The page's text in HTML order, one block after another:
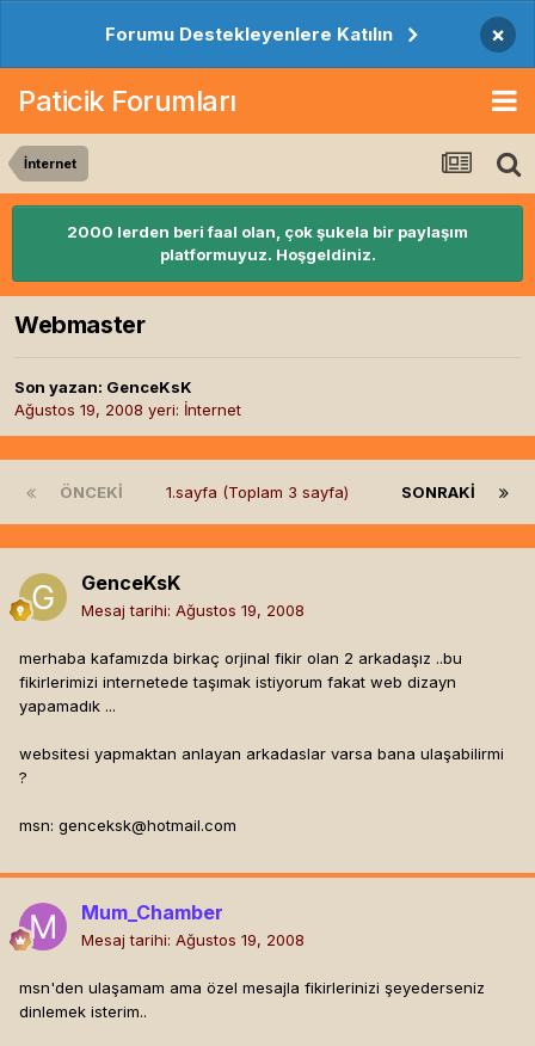
Forumu Destekleyenlere Katılın ×
Paticik Forumları
İnternet
2000 lerden beri faal olan, çok şukela bir paylaşım
platformuyuz. Hoşgeldiniz.
Webmaster
Son yazan: GenceKsK
Ağustos 19, 2008 yeri: İnternet
ÖNCEKI SONRAKI
1.sayfa (Toplam 3 sayfa)
GenceKsK
Mesaj tarihi: Ağustos 19, 2008
merhaba kafamızda birkaç orjinal fikir olan 2 arkadaşız ..bu
fikirlerimizi internetede taşımak istiyorum fakat web dizayn
yapamadık ...
websitesi yapmaktan anlayan arkadaslar varsa bana ulaşabilirmi
?
msn: genceksk@hotmail.com
Mum_Chamber
Mesaj tarihi: Ağustos 19, 2008
msn'den ulaşamam ama özel mesajla fikirlerinizi şeyederseniz
dinlemek isterim..